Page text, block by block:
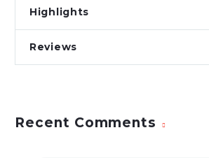
Highlights
Reviews
Recent Comments